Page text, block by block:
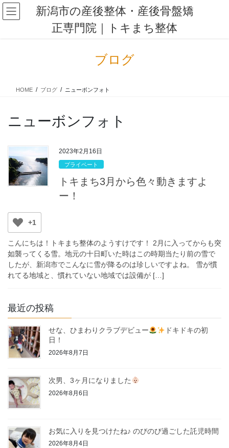
コ
ン
ナ
ビ
新潟市の産後整体・産後骨盤矯
正専門院｜トキまち整体
ブログ
HOME ブログ ニューボンフォト
ニューボンフォト
2023年2月16日
プライベート
トキまち3月から色々動きますよ
ー！
+1
こんにちは！トキまち整体のようすけです！ 2月に入ってからも突
如襲ってくる雪。地元の十日町いた時はこの時期当たり前の雪で
したが、新潟市でこんなに雪が降るのは珍しいですよね。 雪が慣
れてる地域と、慣れていない地域では設備が […]
最近の投稿
せな、ひまわりクラブデビュー
ドキドキの初
日！
2026年8月7日
次男、3ヶ月になりました
2026年8月6日
お気に入りを見つけたね♪ のびのび過ごした託児時間
2026年8月4日